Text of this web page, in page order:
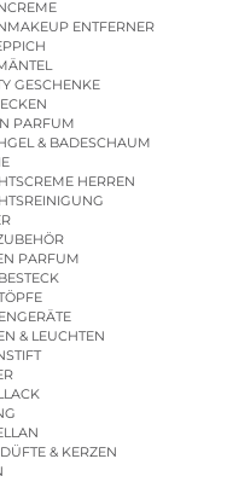
ENTFERNER
GESCHENKE
PARFUM
& BADESCHAUM
HERREN
PARFUM
& LEUCHTEN
& KERZEN